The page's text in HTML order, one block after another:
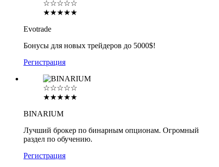
☆☆☆☆☆
★★★★★
Evotrade
Бонусы для новых трейдеров до 5000$!
Регистрация
☆☆☆☆☆
★★★★★
BINARIUM
Лучший брокер по бинарным опционам. Огромный
раздел по обучению.
Регистрация